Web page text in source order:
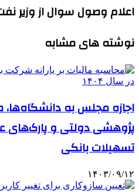
اعلام وصول سوال از وزیر
نوشته های مشابه
اجازه مجلس به
پژوهشی دولتی و پارک‌های
تسهیلات بانکی
۱۴۰۳/۰۹/۱۲